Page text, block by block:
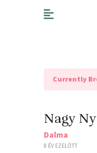
Currently
Nagy
Dalma
8 ÉV EZELŐTT